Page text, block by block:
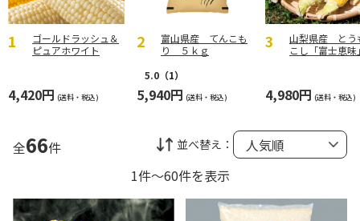
ゴールドラッシュ＆
ピュアホワイト
4,420円 (送料・税込)
富山県産 てんこも
り ５ｋｇ
5.0 （1）
5,940円 (送料・税込)
山梨県産 とう
こし「富士恵味
4,980円 (送料・税込)
全66件 並べ替え：
1件～60件を表示